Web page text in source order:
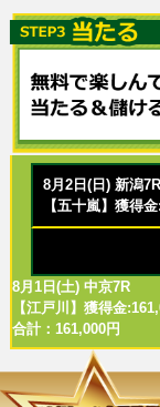
8月2日(日) 新潟7R
【五十嵐】獲得
8月1日(土) 中京7R
【江戸川】獲得金
合計：161,000円